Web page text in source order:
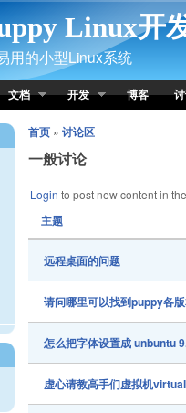
Linux开
用的小型Linux系统
文档 开发 博客
首页» 讨论区
一般讨论
Login to post new content in
主题
远程桌面的问题
请问哪里可以找到puppy各
怎么把字体设置成 unbuntu
虚心请教高手们虚拟机